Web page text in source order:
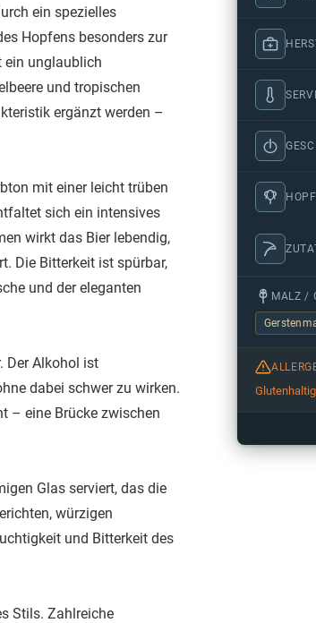
ein spezielles
Hopfens besonders zur
ein unglaublich
und tropischen
ergänzt werden –
mit einer leicht trüben
sich ein intensives
wirkt das Bier lebendig,
Die Bitterkeit ist spürbar,
und der eleganten
Der Alkohol ist
dabei schwer zu wirken.
– eine Brücke zwischen
Glas serviert, das die
würzigen
und Bitterkeit des
Stils. Zahlreiche
MALZ /